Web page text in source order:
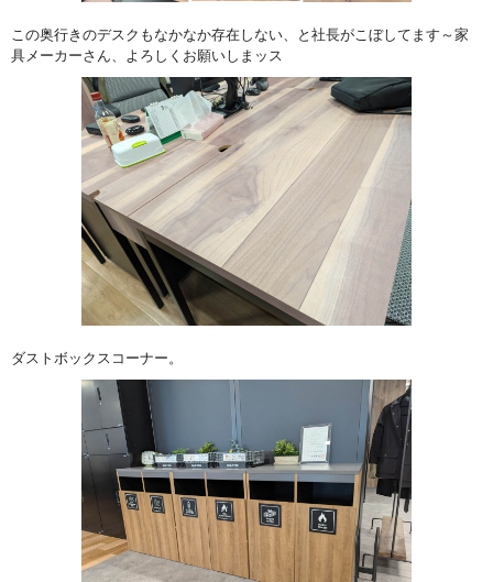
この奥行きのデスクもなかなか存在しない、と社長がこぼしてます～家
具メーカーさん、よろしくお願いしまッス
ダストボックスコーナー。